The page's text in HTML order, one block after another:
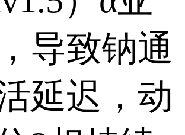
导致钠通
延迟，动